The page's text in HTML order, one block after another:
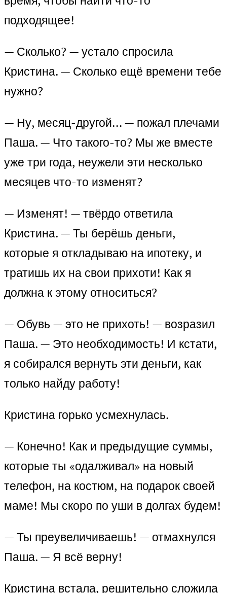
подходящее!
— Сколько? — устало спросила
Кристина. — Сколько ещё времени тебе
нужно?
— Ну, месяц-другой… — пожал плечами
Паша. — Что такого-то? Мы же вместе
уже три года, неужели эти несколько
месяцев что-то изменят?
— Изменят! — твёрдо ответила
Кристина. — Ты берёшь деньги,
которые я откладываю на ипотеку, и
тратишь их на свои прихоти! Как я
должна к этому относиться?
— Обувь — это не прихоть! — возразил
Паша. — Это необходимость! И кстати,
я собирался вернуть эти деньги, как
только найду работу!
Кристина горько усмехнулась.
— Конечно! Как и предыдущие суммы,
которые ты «одалживал» на новый
телефон, на костюм, на подарок своей
маме! Мы скоро по уши в долгах будем!
— Ты преувеличиваешь! — отмахнулся
Паша. — Я всё верну!
Кристина встала, решительно сложила